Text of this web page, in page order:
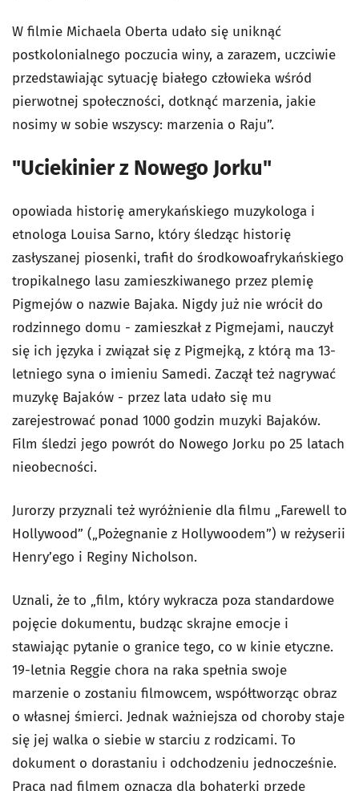
W filmie Michaela Oberta udało się uniknąć
postkolonialnego poczucia winy, a zarazem, uczciwie
przedstawiając sytuację białego człowieka wśród
pierwotnej społeczności, dotknąć marzenia, jakie
nosimy w sobie wszyscy: marzenia o Raju”.
"Uciekinier z Nowego Jorku"
opowiada historię amerykańskiego muzykologa i
etnologa Louisa Sarno, który śledząc historię
zasłyszanej piosenki, trafił do środkowoafrykańskiego
tropikalnego lasu zamieszkiwanego przez plemię
Pigmejów o nazwie Bajaka. Nigdy już nie wrócił do
rodzinnego domu - zamieszkał z Pigmejami, nauczył
się ich języka i związał się z Pigmejką, z którą ma 13-
letniego syna o imieniu Samedi. Zaczął też nagrywać
muzykę Bajaków - przez lata udało się mu
zarejestrować ponad 1000 godzin muzyki Bajaków.
Film śledzi jego powrót do Nowego Jorku po 25 latach
nieobecności.
Jurorzy przyznali też wyróżnienie dla filmu „Farewell to
Hollywood” („Pożegnanie z Hollywoodem”) w reżyserii
Henry’ego i Reginy Nicholson.
Uznali, że to „film, który wykracza poza standardowe
pojęcie dokumentu, budząc skrajne emocje i
stawiając pytanie o granice tego, co w kinie etyczne.
19-letnia Reggie chora na raka spełnia swoje
marzenie o zostaniu filmowcem, współtworząc obraz
o własnej śmierci. Jednak ważniejsza od choroby staje
się jej walka o siebie w starciu z rodzicami. To
dokument o dorastaniu i odchodzeniu jednocześnie.
Praca nad filmem oznacza dla bohaterki przede